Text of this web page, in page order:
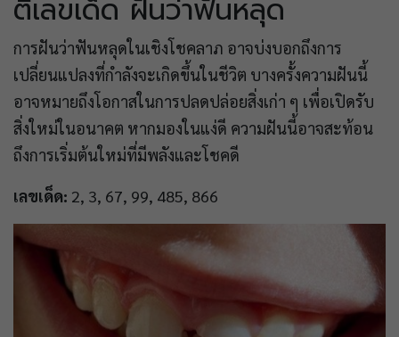
ตีเลขเด็ด ฝันว่าฟันหลุด
การฝันว่าฟันหลุดในเชิงโชคลาภ อาจบ่งบอกถึงการ
เปลี่ยนแปลงที่กำลังจะเกิดขึ้นในชีวิต บางครั้งความฝันนี้
อาจหมายถึงโอกาสในการปลดปล่อยสิ่งเก่า ๆ เพื่อเปิดรับ
สิ่งใหม่ในอนาคต หากมองในแง่ดี ความฝันนี้อาจสะท้อน
ถึงการเริ่มต้นใหม่ที่มีพลังและโชคดี
เลขเด็ด: 2, 3, 67, 99, 485, 866